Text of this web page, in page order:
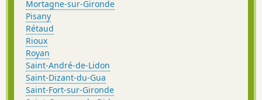
Mortagne-sur-Gironde
Pisany
Rétaud
Rioux
Royan
Saint-André-de-Lidon
Saint-Dizant-du-Gua
Saint-Fort-sur-Gironde